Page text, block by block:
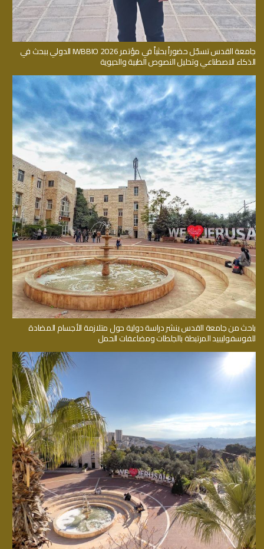
جامعة القدس تسجّل حضوراً بحثياً في مؤتمر IWBBIO 2026 الدولي ببحث في
الذكاء الاصطناعي وتحليل النصوص الطبية والحيوية
باحث من جامعة القدس ينشر دراسة دولية حول متلازمة الأجسام المضادة
للفوسفوليبيد المرتبطة بالجلطات ومضاعفات الحمل